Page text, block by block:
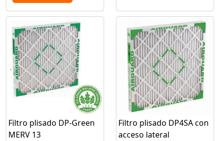
Filtro plisado DP-Green
MERV 13
Filtro plisado DP4SA con
acceso lateral